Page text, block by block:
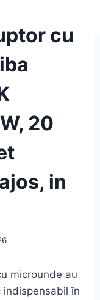
cu
20
in
microunde au
în